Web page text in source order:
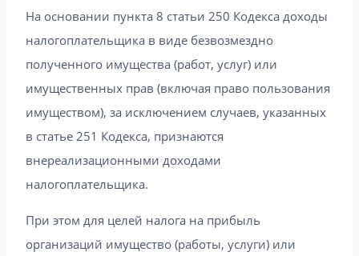
На основании пункта 8 статьи 250 Кодекса доходы
налогоплательщика в виде безвозмездно
полученного имущества (работ, услуг) или
имущественных прав (включая право пользования
имуществом), за исключением случаев, указанных
в статье 251 Кодекса, признаются
внереализационными доходами
налогоплательщика.
При этом для целей налога на прибыль
организаций имущество (работы, услуги) или